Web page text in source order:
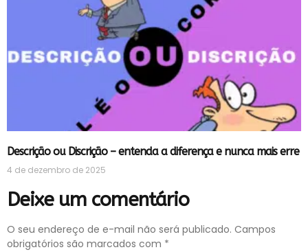
Descrição ou Discrição – entenda a diferença e nunca mais erre
4 de dezembro de 2025
Deixe um comentário
O seu endereço de e-mail não será publicado. Campos
obrigatórios são marcados com *